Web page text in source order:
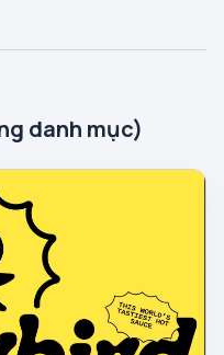
danh mục)